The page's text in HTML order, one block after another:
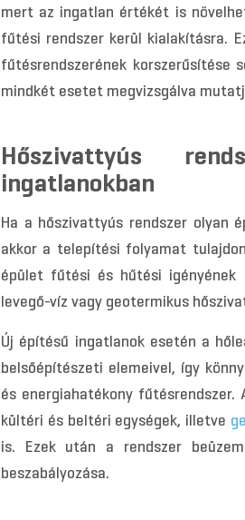
mert az ingatlan értékét is
fűtési rendszer kerül kialakításra.
fűtésrendszerének korszerűsítése
mindkét esetet megvizsgálva
Hőszivattyús
ingatlanokban
Ha a hőszivattyús rendszer olyan
akkor a telepítési folyamat
épület fűtési és hűtési igényének
levegő-víz vagy geotermikus
Új építésű ingatlanok esetén a
belsőépítészeti elemeivel, így
és energiahatékony
kültéri és beltéri egységek, illetve
is. Ezek után a rendszer
beszabályozása.